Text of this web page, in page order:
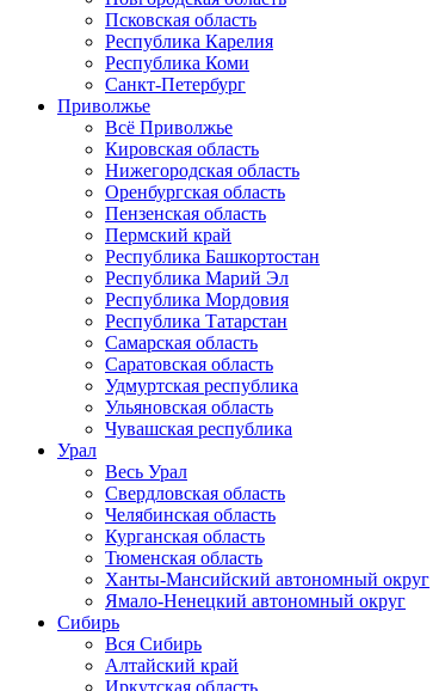
Псковская область
Республика Карелия
Республика Коми
Санкт-Петербург
Приволжье
Всё Приволжье
Кировская область
Нижегородская область
Оренбургская область
Пензенская область
Пермский край
Республика Башкортостан
Республика Марий Эл
Республика Мордовия
Республика Татарстан
Самарская область
Саратовская область
Удмуртская республика
Ульяновская область
Чувашская республика
Урал
Весь Урал
Свердловская область
Челябинская область
Курганская область
Тюменская область
Ханты-Мансийский автономный округ
Ямало-Ненецкий автономный округ
Сибирь
Вся Сибирь
Алтайский край
Иркутская область